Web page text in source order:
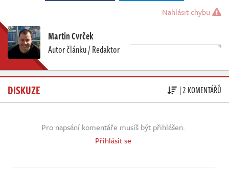
Nahlásit chybu
Martin Cvrček
Autor článku / Redaktor
DISKUZE | 2 KOMENTÁŘŮ
Pro napsání komentáře musíš být přihlášen.
Přihlásit se